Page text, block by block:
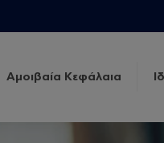
Αμοιβαία Κεφάλαια